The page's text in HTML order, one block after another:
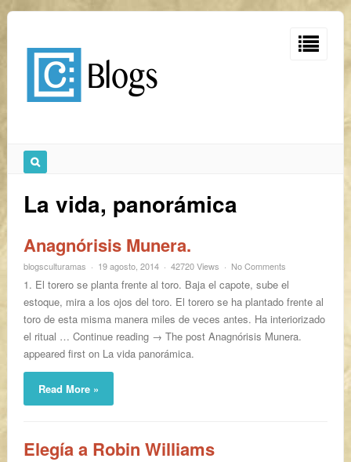
La vida, panorámica
Anagnórisis Munera.
blogsculturamas 19 agosto, 2014 42720 Views No Comments
1. El torero se planta frente al toro. Baja el capote, sube el
estoque, mira a los ojos del toro. El torero se ha plantado frente al
toro de esta misma manera miles de veces antes. Ha interiorizado
el ritual … Continue reading → The post Anagnórisis Munera.
appeared first on La vida panorámica.
Read More »
Elegía a Robin Williams